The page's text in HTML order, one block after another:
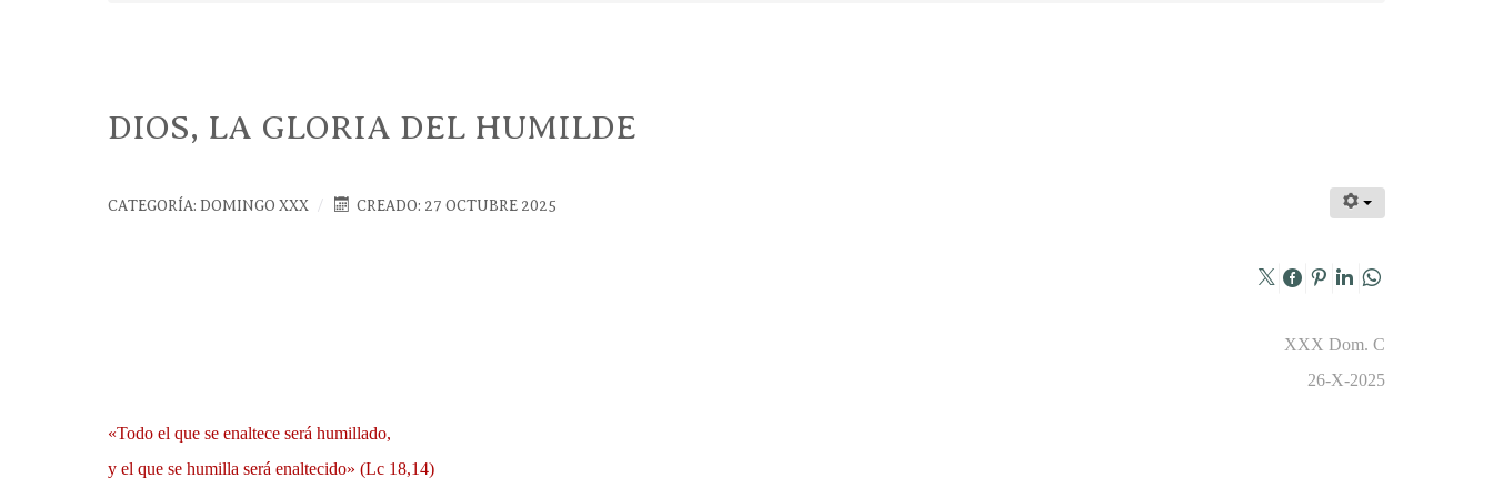
DIOS, LA GLORIA DEL HUMILDE
CATEGORÍA: DOMINGO XXX CREADO: 27 OCTUBRE 2025
XXX Dom. C
26-X-2025
«Todo el que se enaltece será humillado,
y el que se humilla será enaltecido» (Lc 18,14)